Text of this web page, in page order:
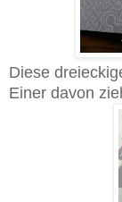
Diese
Einer davon